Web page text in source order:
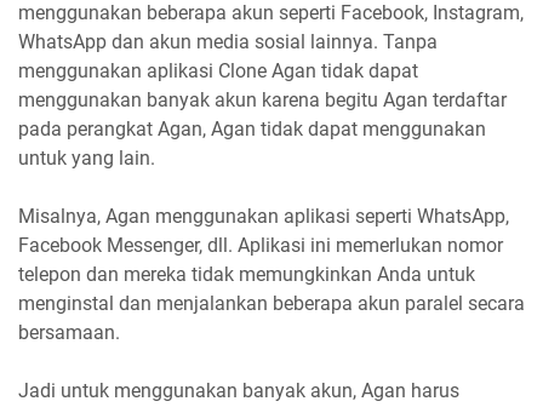
menggunakan beberapa akun seperti Facebook, Instagram,
WhatsApp dan akun media sosial lainnya. Tanpa
menggunakan aplikasi Clone Agan tidak dapat
menggunakan banyak akun karena begitu Agan terdaftar
pada perangkat Agan, Agan tidak dapat menggunakan
untuk yang lain.
Misalnya, Agan menggunakan aplikasi seperti WhatsApp,
Facebook Messenger, dll. Aplikasi ini memerlukan nomor
telepon dan mereka tidak memungkinkan Anda untuk
menginstal dan menjalankan beberapa akun paralel secara
bersamaan.
Jadi untuk menggunakan banyak akun, Agan harus